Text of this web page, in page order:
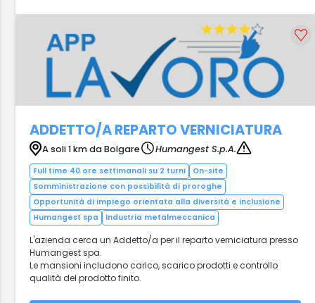
ADDETTO/A REPARTO VERNICIATURA
A soli 1 km da Bolgare Humangest S.p.A.
Full time 40 ore settimanali su 2 turni
On-site
Somministrazione con possibilità di proroghe
Opportunità di impiego orientata alla diversità e inclusione
Humangest spa
Industria metalmeccanica
L'azienda cerca un Addetto/a per il reparto verniciatura presso
Humangest spa.
Le mansioni includono carico, scarico prodotti e controllo
qualità del prodotto finito.